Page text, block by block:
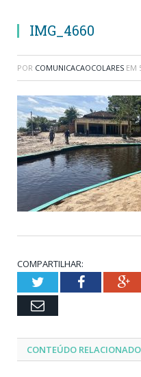
IMG_4660
POR COMUNICACAOCOLARES EM
COMPARTILHAR:
TwitterFacebook
Email
CONTEÚDO RELACIONADO